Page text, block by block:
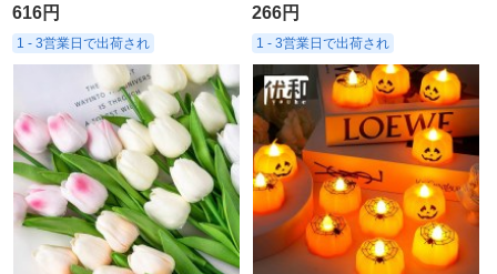
616円
1 - 3営業日で出荷され
266円
1 - 3営業日で出荷され